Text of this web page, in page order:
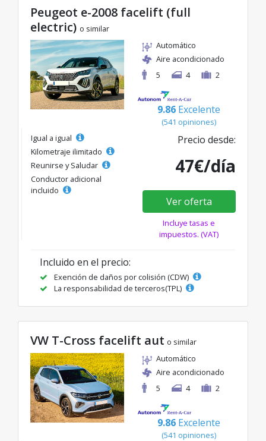
Peugeot e-2008 facelift (full
electric) o similar
Automático
Aire acondicionado
5
4 2
9.86 Excelente
(541 opiniones)
Igual a igual
Kilometraje ilimitado
Reunirse y Saludar
Conductor adicional
incluido
Precio desde:
47€/día
Ver oferta
Incluye tasas e
impuestos. (VAT)
Incluido en el precio:
Exención de daños por colisión (CDW)
La responsabilidad de terceros(TPL)
VW T-Cross facelift aut o similar
Automático
Aire acondicionado
5
4 2
9.86 Excelente
(541 opiniones)